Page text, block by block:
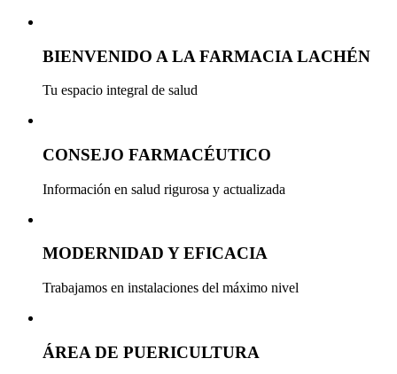
BIENVENIDO A LA FARMACIA LACHÉN
Tu espacio integral de salud
CONSEJO FARMACÉUTICO
Información en salud rigurosa y actualizada
MODERNIDAD Y EFICACIA
Trabajamos en instalaciones del máximo nivel
ÁREA DE PUERICULTURA